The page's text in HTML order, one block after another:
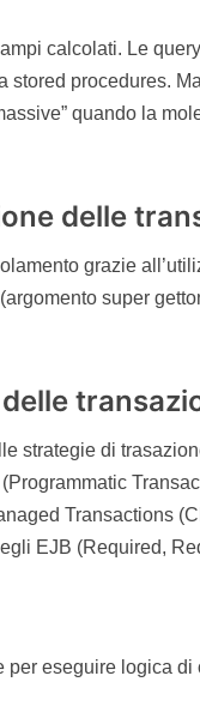
calcolati. Le
stored procedures.
quando la
delle
grazie
super
strategie di
Transactions
EJB (Required,
eseguire logica di